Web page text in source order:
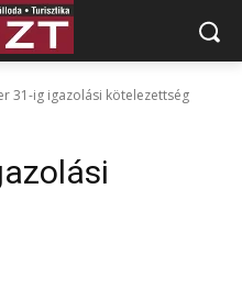
31-ig igazolási kötelezettség